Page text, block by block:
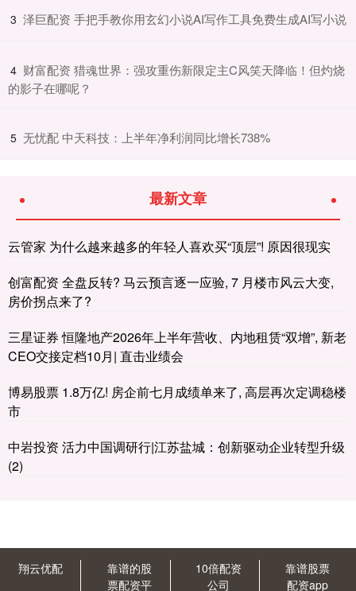
3 ​泽巨配资 手把手教你用玄幻小说AI写作工具免费生成AI写小说
4 ​财富配资 猎魂世界：强攻重伤新限定主C风笑天降临！但灼烧
的影子在哪呢？
5 ​无忧配 中天科技：上半年净利润同比增长738%
最新文章
云管家 为什么越来越多的年轻人喜欢买“顶层”! 原因很现实
创富配资 全盘反转? 马云预言逐一应验, 7 月楼市风云大变,
房价拐点来了?
三星证券 恒隆地产2026年上半年营收、内地租赁“双增”, 新老
CEO交接定档10月| 直击业绩会
博易股票 1.8万亿! 房企前七月成绩单来了, 高层再次定调稳楼
市
中岩投资 活力中国调研行|江苏盐城：创新驱动企业转型升级
(2)
翔云优配
靠谱的股
票配资平
10倍配资
公司
靠谱股票
配资app